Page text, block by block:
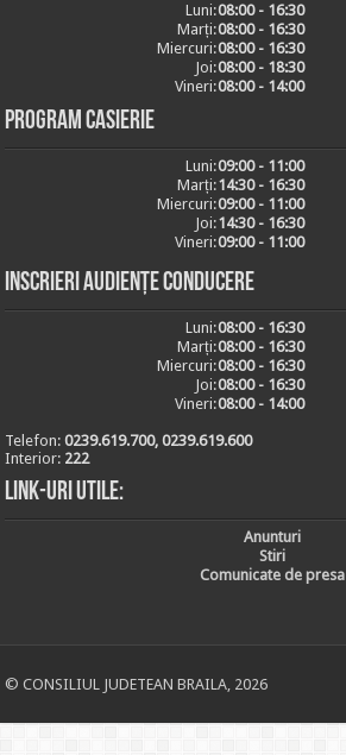
Luni:08:00 - 16:30
Marți:08:00 - 16:30
Miercuri:08:00 - 16:30
Joi:08:00 - 18:30
Vineri:08:00 - 14:00
Program casierie
Luni:09:00 - 11:00
Marți:14:30 - 16:30
Miercuri:09:00 - 11:00
Joi:14:30 - 16:30
Vineri:09:00 - 11:00
Inscrieri audiențe conducere
Luni:08:00 - 16:30
Marți:08:00 - 16:30
Miercuri:08:00 - 16:30
Joi:08:00 - 16:30
Vineri:08:00 - 14:00
Telefon:0239.619.700, 0239.619.600
Interior: 222
Link-uri utile:
Anunturi
Stiri
Comunicate de presa
© CONSILIUL JUDETEAN BRAILA, 2026